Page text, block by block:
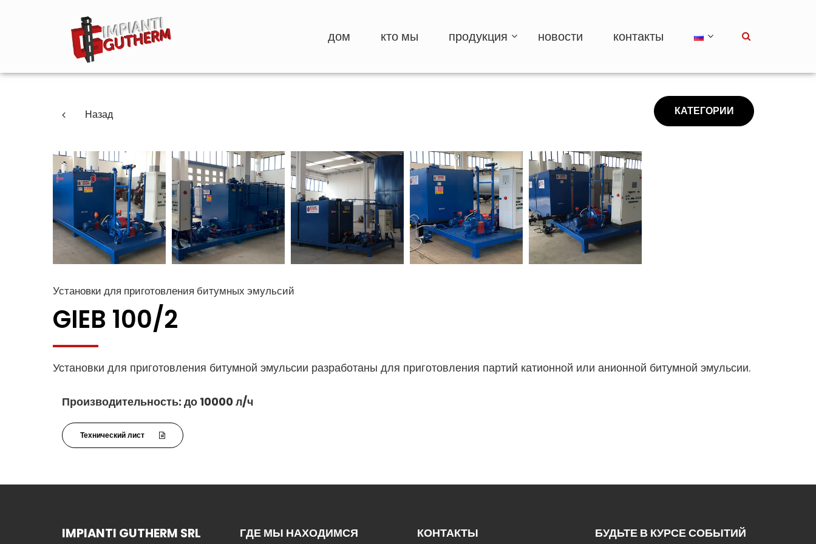
дом кто мы продукция новости контакты
Назад КАТЕГОРИИ
Установки для приготовления битумных эмульсий
GIEB 100/2
Установки для приготовления битумной эмульсии разработаны для приготовления партий катионной или анионной битумной эмульсии.
Производительность: до 10000 л/ч
Технический лист
IMPIANTI GUTHERM SRL ГДЕ МЫ НАХОДИМСЯ КОНТАКТЫ БУДЬТЕ В КУРСЕ СОБЫТИЙ